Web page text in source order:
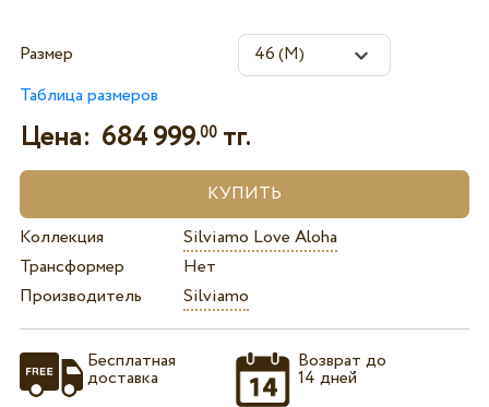
Размер
Таблица размеров
Цена: 684 999.00тг.
Коллекция
Silviamo Love Aloha
Трансформер
Нет
Производитель
Silviamo
Бесплатная
доставка
Возврат до
14 дней